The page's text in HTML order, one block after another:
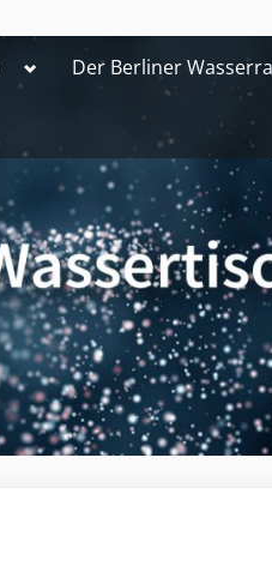
ToggleDer Berliner